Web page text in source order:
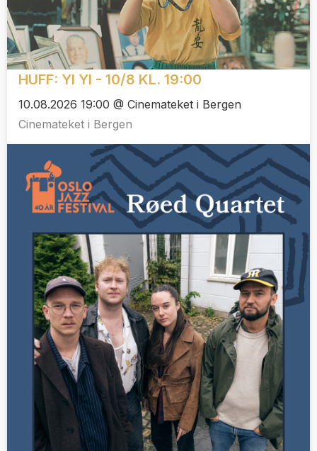
HUFF: YI YI - 10/8 KL. 19:00
10.08.2026 19:00 @ Cinemateket i Bergen
Cinemateket i Bergen